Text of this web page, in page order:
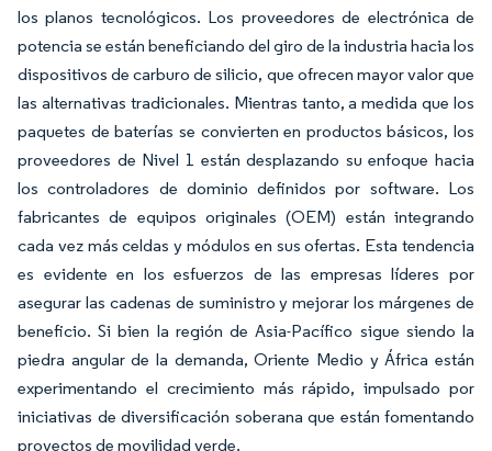
los planos tecnológicos. Los proveedores de electrónica de
potencia se están beneficiando del giro de la industria hacia los
dispositivos de carburo de silicio, que ofrecen mayor valor que
las alternativas tradicionales. Mientras tanto, a medida que los
paquetes de baterías se convierten en productos básicos, los
proveedores de Nivel 1 están desplazando su enfoque hacia
los controladores de dominio definidos por software. Los
fabricantes de equipos originales (OEM) están integrando
cada vez más celdas y módulos en sus ofertas. Esta tendencia
es evidente en los esfuerzos de las empresas líderes por
asegurar las cadenas de suministro y mejorar los márgenes de
beneficio. Si bien la región de Asia-Pacífico sigue siendo la
piedra angular de la demanda, Oriente Medio y África están
experimentando el crecimiento más rápido, impulsado por
iniciativas de diversificación soberana que están fomentando
proyectos de movilidad verde.